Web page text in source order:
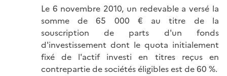
Le 6 novembre 2010, un redevable a versé la
somme de 65 000 € au titre de la
souscription de parts d'un fonds
d'investissement dont le quota initialement
fixé de l'actif investi en titres reçus en
contrepartie de sociétés éligibles est de 60 %.